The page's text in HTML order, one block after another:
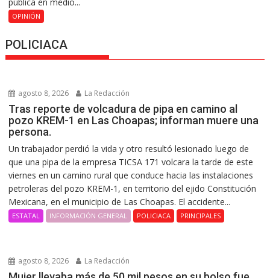
OPINIÓN
POLICIACA
agosto 8, 2026 La Redacción
Tras reporte de volcadura de pipa en camino al
pozo KREM-1 en Las Choapas; informan muere una
persona.
Un trabajador perdió la vida y otro resultó lesionado luego de
que una pipa de la empresa TICSA 171 volcara la tarde de este
viernes en un camino rural que conduce hacia las instalaciones
petroleras del pozo KREM-1, en territorio del ejido Constitución
Mexicana, en el municipio de Las Choapas. El accidente...
ESTATAL INFORMACIÓN GENERAL POLICIACA PRINCIPALES
agosto 8, 2026 La Redacción